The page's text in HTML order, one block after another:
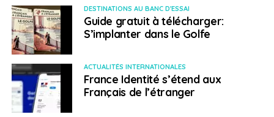
travail transfrontalière. Si vous souhaitez habiter en
France mais travailler au Luxembourg, le dispositif peut
vous aider à effectuer vos démarches administratives
ou vous renseigner sur le le marché du travail sur place.
Il peut également vous accompagner pour constituer
votre dossier de candidature.
Il est également possible de se rendre sur le
DESTINATIONS AU BANC D'ESSAI
Guide gratuit à télécharger:
S’implanter dans le Golfe
ACTUALITÉS INTERNATIONALES
France Identité s’étend aux
Français de l’étranger